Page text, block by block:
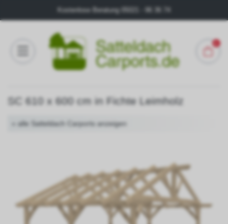
Kostenlose Beratung
SC 610 x 600 cm in Fichte Leimholz
« alle Satteldach Carports anzeigen
Galerie